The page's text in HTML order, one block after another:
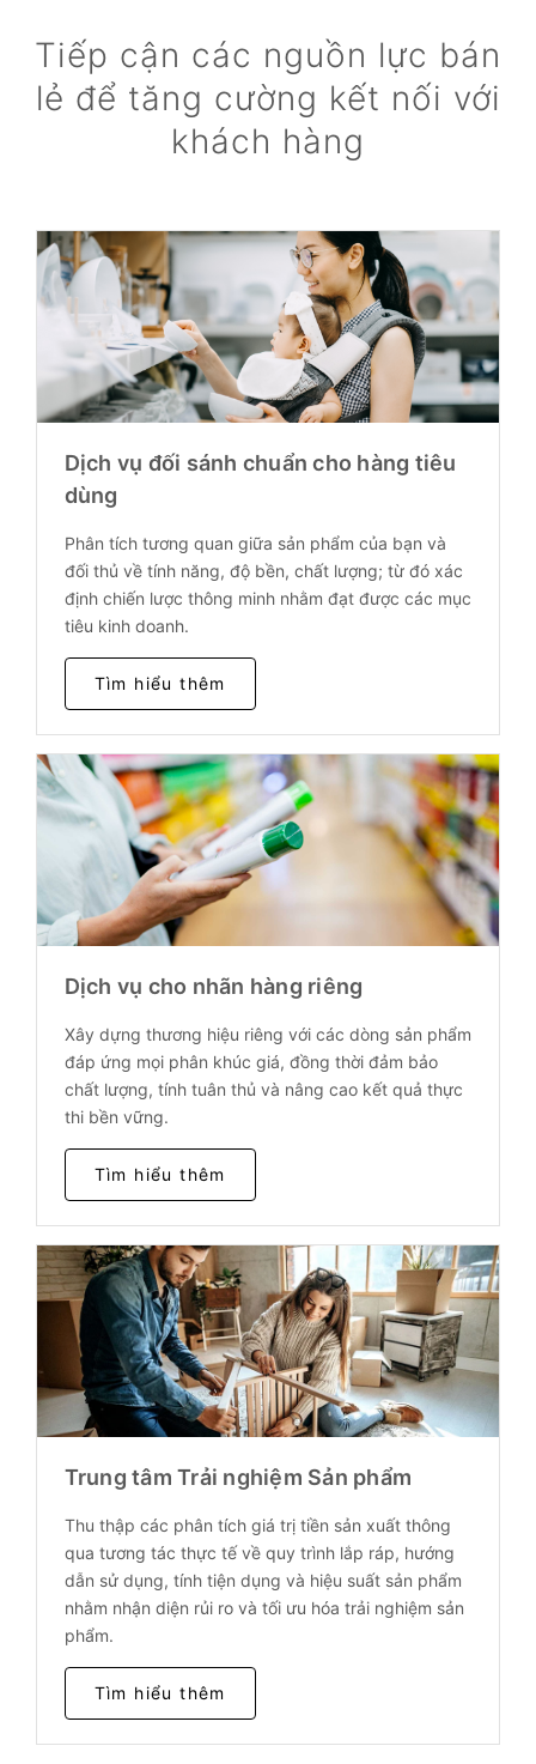
Tiếp cận các nguồn lực bán
lẻ để tăng cường kết nối với
khách hàng
Dịch vụ đối sánh chuẩn cho hàng tiêu
dùng
Phân tích tương quan giữa sản phẩm của bạn và
đối thủ về tính năng, độ bền, chất lượng; từ đó xác
định chiến lược thông minh nhằm đạt được các mục
tiêu kinh doanh.
Tìm hiểu thêm
Dịch vụ cho nhãn hàng riêng
Xây dựng thương hiệu riêng với các dòng sản phẩm
đáp ứng mọi phân khúc giá, đồng thời đảm bảo
chất lượng, tính tuân thủ và nâng cao kết quả thực
thi bền vững.
Tìm hiểu thêm
Trung tâm Trải nghiệm Sản phẩm
Thu thập các phân tích giá trị tiền sản xuất thông
qua tương tác thực tế về quy trình lắp ráp, hướng
dẫn sử dụng, tính tiện dụng và hiệu suất sản phẩm
nhằm nhận diện rủi ro và tối ưu hóa trải nghiệm sản
phẩm.
Tìm hiểu thêm